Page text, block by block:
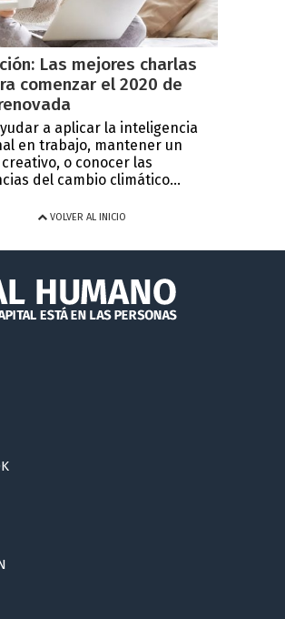
Las mejores charlas
comenzar el 2020 de
a aplicar la inteligencia
en trabajo, mantener un
o conocer las
del cambio climático...
VOLVER AL INICIO